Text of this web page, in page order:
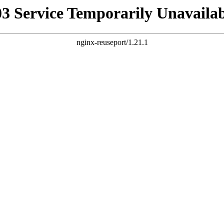
Service Temporarily
nginx-reuseport/1.21.1